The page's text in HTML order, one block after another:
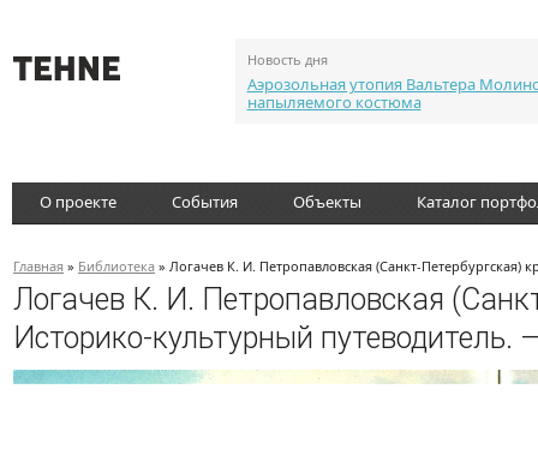
Новость дня
Аэрозольная утопия Вальтера
напыляемого костюма
О проекте События Объекты Каталог
Главная » Библиотека » Логачев К. И. Петропавловская (Санкт-Петербургская)
Логачев К. И. Петропавловская
Историко-культурный путеводитель.